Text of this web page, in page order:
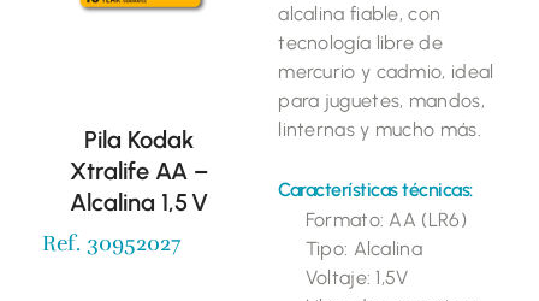
Pila Kodak
Xtralife AA –
Alcalina 1,5 V
Ref. 30952027
alcalina fiable, con
tecnología libre de
mercurio y cadmio, ideal
para juguetes, mandos,
linternas y mucho más.
Características técnicas:
Formato: AA (LR6)
Tipo: Alcalina
Voltaje: 1,5V